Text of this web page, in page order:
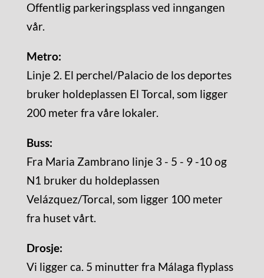
Offentlig parkeringsplass ved inngangen
vår.
Metro:
Linje 2. El perchel/Palacio de los deportes
bruker holdeplassen El Torcal, som ligger
200 meter fra våre lokaler.
Buss:
Fra Maria Zambrano linje 3 - 5 - 9 -10 og
N1 bruker du holdeplassen
Velázquez/Torcal, som ligger 100 meter
fra huset vårt.
Drosje:
Vi ligger ca. 5 minutter fra Málaga flyplass